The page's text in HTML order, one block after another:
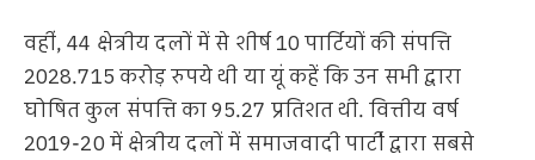
वहीं, 44 क्षेत्रीय दलों में से शीर्ष 10 पार्टियों की संपत्ति
2028.715 करोड़ रुपये थी या यूं कहें कि उन सभी द्वारा
घोषित कुल संपत्ति का 95.27 प्रतिशत थी. वित्तीय वर्ष
2019-20 में क्षेत्रीय दलों में समाजवादी पार्टी द्वारा सबसे